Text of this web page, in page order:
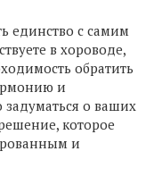
единство с самим
в хороводе,
обратить
и
о ваших
которое
и